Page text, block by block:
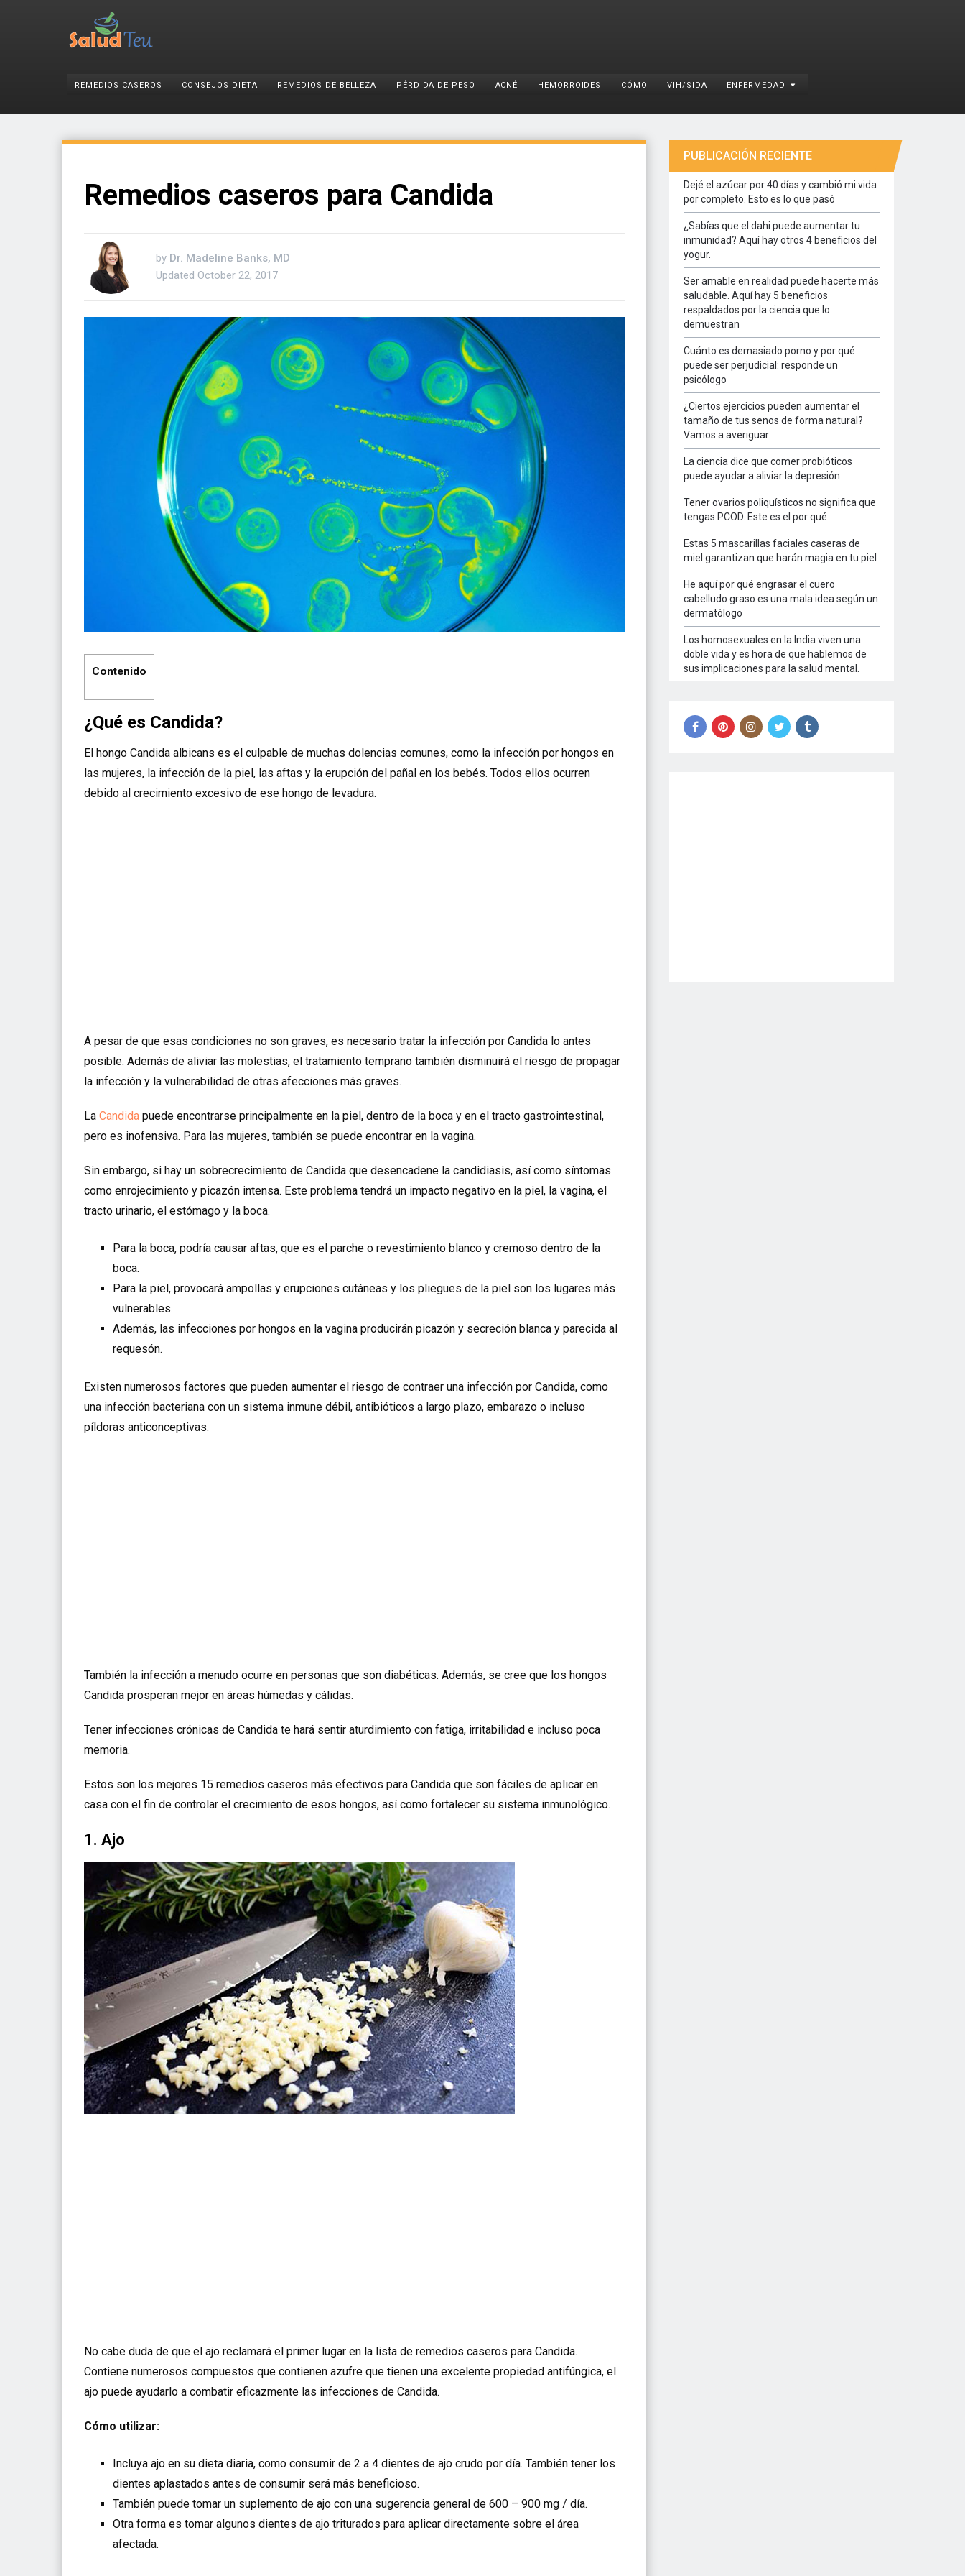
REMEDIOS CASEROS CONSEJOS DIETA REMEDIOS DE BELLEZA PÉRDIDA DE PESO ACNÉ HEMORROIDES CÓMO VIH/SIDA ENFERMEDAD
Remedios caseros para Candida
by Dr. Madeline Banks, MD
Updated October 22, 2017
Contenido
¿Qué es Candida?
El hongo Candida albicans es el culpable de muchas dolencias comunes, como la infección por hongos en
las mujeres, la infección de la piel, las aftas y la erupción del pañal en los bebés. Todos ellos ocurren
debido al crecimiento excesivo de ese hongo de levadura.
A pesar de que esas condiciones no son graves, es necesario tratar la infección por Candida lo antes
posible. Además de aliviar las molestias, el tratamiento temprano también disminuirá el riesgo de propagar
la infección y la vulnerabilidad de otras afecciones más graves.
La Candida puede encontrarse principalmente en la piel, dentro de la boca y en el tracto gastrointestinal,
pero es inofensiva. Para las mujeres, también se puede encontrar en la vagina.
Sin embargo, si hay un sobrecrecimiento de Candida que desencadene la candidiasis, así como síntomas
como enrojecimiento y picazón intensa. Este problema tendrá un impacto negativo en la piel, la vagina, el
tracto urinario, el estómago y la boca.
Para la boca, podría causar aftas, que es el parche o revestimiento blanco y cremoso dentro de la
boca.
Para la piel, provocará ampollas y erupciones cutáneas y los pliegues de la piel son los lugares más
vulnerables.
Además, las infecciones por hongos en la vagina producirán picazón y secreción blanca y parecida al
requesón.
Existen numerosos factores que pueden aumentar el riesgo de contraer una infección por Candida, como
una infección bacteriana con un sistema inmune débil, antibióticos a largo plazo, embarazo o incluso
píldoras anticonceptivas.
También la infección a menudo ocurre en personas que son diabéticas. Además, se cree que los hongos
Candida prosperan mejor en áreas húmedas y cálidas.
Tener infecciones crónicas de Candida te hará sentir aturdimiento con fatiga, irritabilidad e incluso poca
memoria.
Estos son los mejores 15 remedios caseros más efectivos para Candida que son fáciles de aplicar en
casa con el fin de controlar el crecimiento de esos hongos, así como fortalecer su sistema inmunológico.
1. Ajo
No cabe duda de que el ajo reclamará el primer lugar en la lista de remedios caseros para Candida.
Contiene numerosos compuestos que contienen azufre que tienen una excelente propiedad antifúngica, el
ajo puede ayudarlo a combatir eficazmente las infecciones de Candida.
Cómo utilizar:
Incluya ajo en su dieta diaria, como consumir de 2 a 4 dientes de ajo crudo por día. También tener los
dientes aplastados antes de consumir será más beneficioso.
También puede tomar un suplemento de ajo con una sugerencia general de 600 – 900 mg / día.
Otra forma es tomar algunos dientes de ajo triturados para aplicar directamente sobre el área
afectada.
PUBLICACIÓN RECIENTE
Dejé el azúcar por 40 días y cambió mi vida
por completo. Esto es lo que pasó
¿Sabías que el dahi puede aumentar tu
inmunidad? Aquí hay otros 4 beneficios del
yogur.
Ser amable en realidad puede hacerte más
saludable. Aquí hay 5 beneficios
respaldados por la ciencia que lo
demuestran
Cuánto es demasiado porno y por qué
puede ser perjudicial: responde un
psicólogo
¿Ciertos ejercicios pueden aumentar el
tamaño de tus senos de forma natural?
Vamos a averiguar
La ciencia dice que comer probióticos
puede ayudar a aliviar la depresión
Tener ovarios poliquísticos no significa que
tengas PCOD. Este es el por qué
Estas 5 mascarillas faciales caseras de
miel garantizan que harán magia en tu piel
He aquí por qué engrasar el cuero
cabelludo graso es una mala idea según un
dermatólogo
Los homosexuales en la India viven una
doble vida y es hora de que hablemos de
sus implicaciones para la salud mental.